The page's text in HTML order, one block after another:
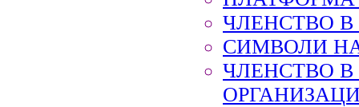
ЧЛЕНСТВО В
СИМВОЛИ
ЧЛЕНСТВО